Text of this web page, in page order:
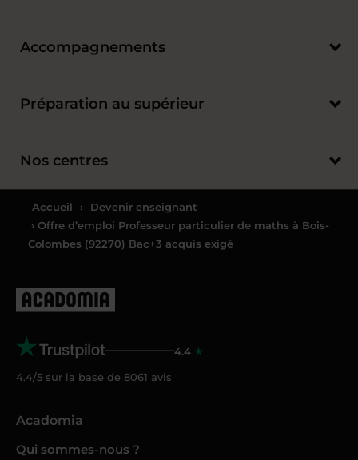
Accompagnements
Préparation au supérieur
Nos centres
Accueil ›
Devenir enseignant
› Offre d’emploi Professeur particulier de maths à Bois-
Colombes (92270) Bac+3 acquis exigé
4.4
4.4/5 sur la base de 8061 avis
Acadomia
Qui sommes-nous ?